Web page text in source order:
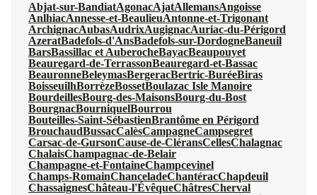
Abjat-sur-BandiatAgonacAjatAllemansAngoisse
AnlhiacAnnesse-et-BeaulieuAntonne-et-Trigonant
ArchignacAubasAudrixAugignacAuriac-du-Périgord
AzeratBadefols-d'AnsBadefols-sur-DordogneBaneuil
BarsBassillac et AuberocheBayacBeaupouyet
Beauregard-de-TerrassonBeauregard-et-Bassac
BeauronneBeleymasBergeracBertric-BuréeBiras
BoisseuilhBorrèzeBossetBoulazac Isle Manoire
BourdeillesBourg-des-MaisonsBourg-du-Bost
BourgnacBourniquelBourrou
Bouteilles-Saint-SébastienBrantôme en Périgord
BrouchaudBussacCalèsCampagneCampsegret
Carsac-de-GursonCause-de-CléransCellesChalagnac
ChalaisChampagnac-de-Belair
Champagne-et-FontaineChampcevinel
Champs-RomainChanceladeChantéracChapdeuil
ChassaignesChâteau-l'ÉvêqueChâtresCherval